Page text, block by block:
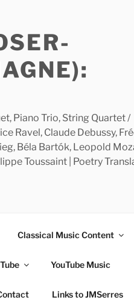
Piano Trio, String Quartet /
Ravel, Claude Debussy,
Béla Bartók, Leopold
Toussaint | Poetry
Classical Music Content
YouTube Music
Links to JMSerres